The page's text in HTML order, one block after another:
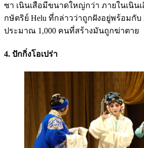
ซา เนินเสือมีขนาดใหญ่กว่า ภายในเนิน
กษัตริย์ Helu ที่กล่าวว่าถูกฝังอยู่พร้อมกับ
ประมาณ 1,000 คนที่สร้างมันถูกฆ่าตาย
4. ปักกิ่งโอเปร่า